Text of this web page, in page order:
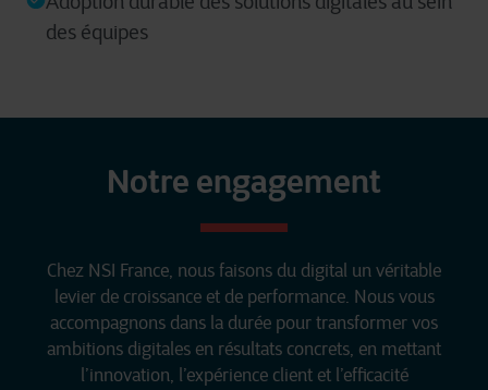
des équipes
Notre engagement
Chez NSI France, nous faisons du digital un véritable
levier de croissance et de performance. Nous vous
accompagnons dans la durée pour transformer vos
ambitions digitales en résultats concrets, en mettant
l’innovation, l’expérience client et l’efficacité